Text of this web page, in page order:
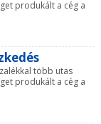
produkált a cég a
több utas
produkált a cég a